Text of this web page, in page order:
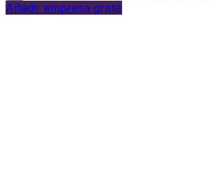
Añadir empresa gratis